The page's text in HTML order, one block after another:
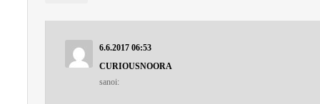
6.6.2017 06:53
CURIOUSNOORA
sanoi: